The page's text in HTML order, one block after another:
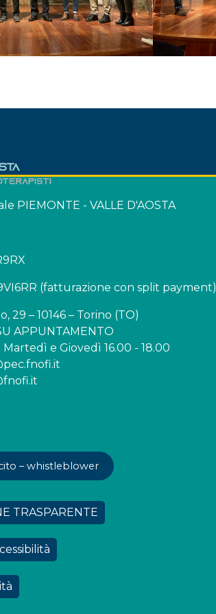
PIEMONTE - VALLE D'AOSTA
(fatturazione con split payment)
29 – 10146 – Torino (TO)
APPUNTAMENTO
Martedì e Giovedì 16.00 - 18.00
– whistleblower
TRASPARENTE